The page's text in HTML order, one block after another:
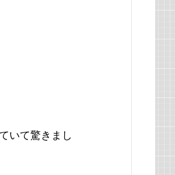
いて驚きまし